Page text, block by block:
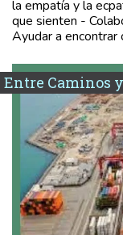
la empatía y la
que sienten -
Ayudar a encontrar
Entre Caminos